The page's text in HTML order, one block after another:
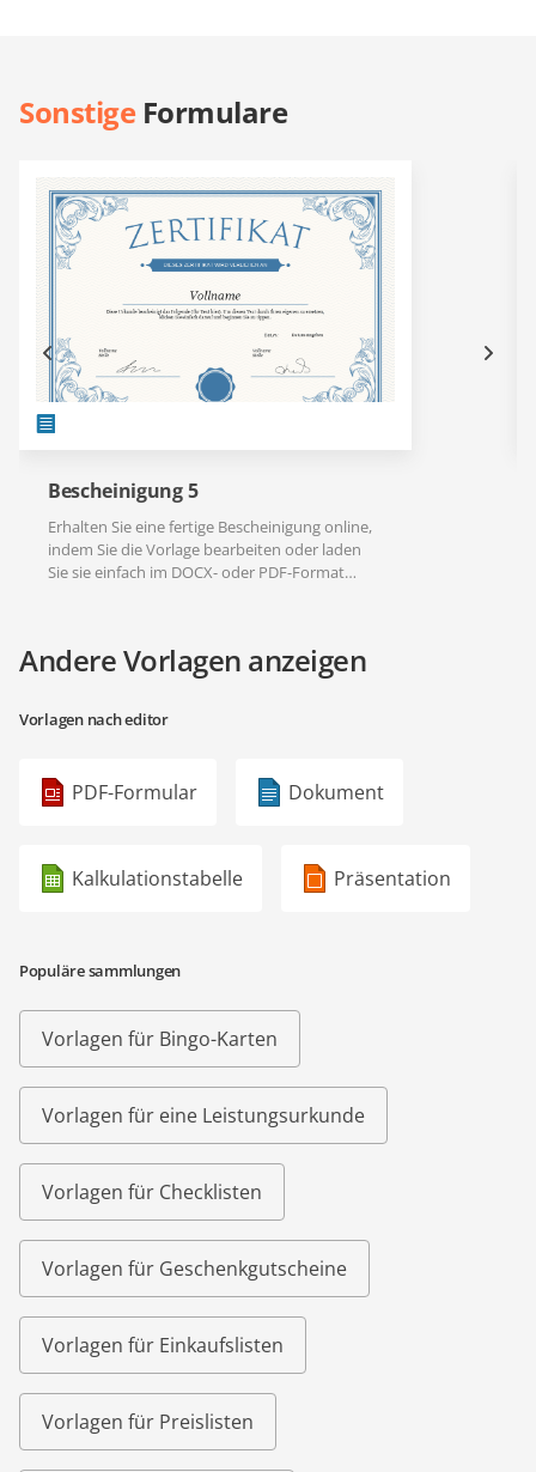
SonstigeFormulare
Bescheinigung 5
Erhalten Sie eine fertige Bescheinigung online,
indem Sie die Vorlage bearbeiten oder laden
Sie sie einfach im DOCX- oder PDF-Format
Andere Vorlagen anzeigen
Vorlagen nach editor
PDF-Formular Dokument
Kalkulationstabelle Präsentation
Populäre sammlungen
Vorlagen für Bingo-Karten
Vorlagen für eine Leistungsurkunde
Vorlagen für Checklisten
Vorlagen für Geschenkgutscheine
Vorlagen für Einkaufslisten
Vorlagen für Preislisten